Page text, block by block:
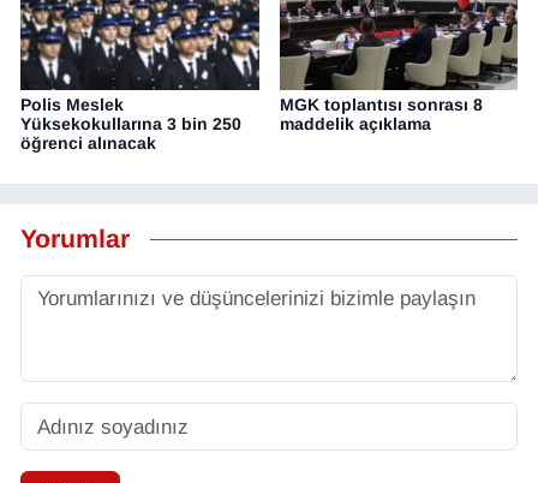
Polis Meslek
Yüksekokullarına 3 bin 250
öğrenci alınacak
MGK toplantısı sonrası 8
maddelik açıklama
Yorumlar